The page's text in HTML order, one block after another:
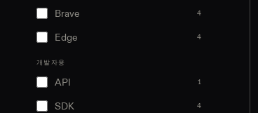
Brave 4
Edge 4
개발자용
API 1
SDK 4